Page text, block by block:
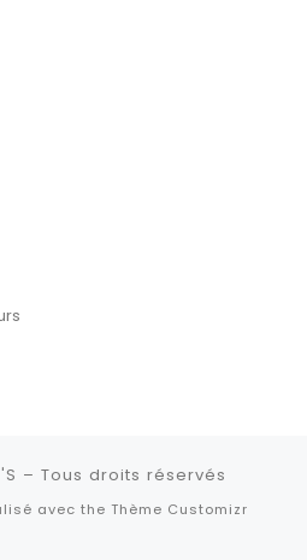
– Tous droits réservés
avec the Thème Customizr